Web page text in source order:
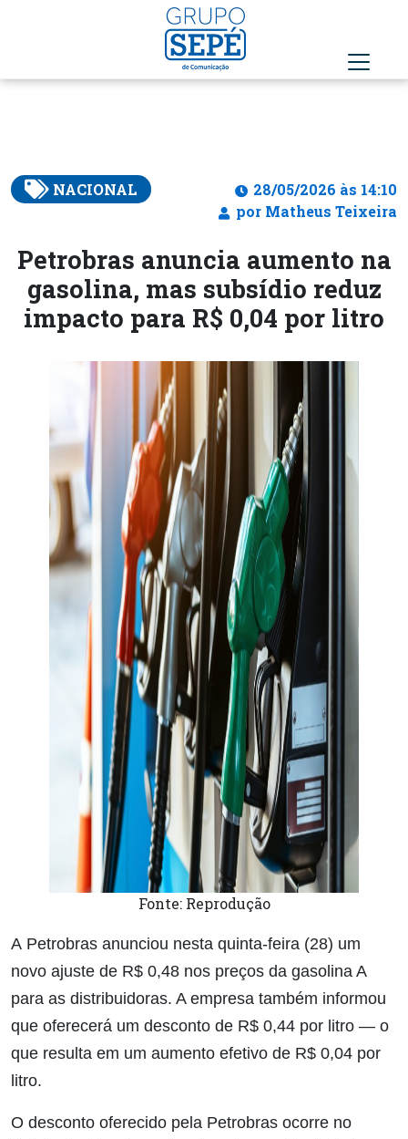
NACIONAL
28/05/2026 às 14:10
por Matheus Teixeira
Petrobras anuncia aumento na
gasolina, mas subsídio reduz
impacto para R$ 0,04 por litro
Fonte: Reprodução
A Petrobras anunciou nesta quinta-feira (28) um
novo ajuste de R$ 0,48 nos preços da gasolina A
para as distribuidoras. A empresa também informou
que oferecerá um desconto de R$ 0,44 por litro — o
que resulta em um aumento efetivo de R$ 0,04 por
litro.
O desconto oferecido pela Petrobras ocorre no